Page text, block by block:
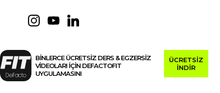
BİNLERCE ÜCRETSİZ DERS & EGZERSİZ
VİDEOLARI İÇİN DEFACTOFIT
UYGULAMASINI
ÜCRETSİZ
İNDİR